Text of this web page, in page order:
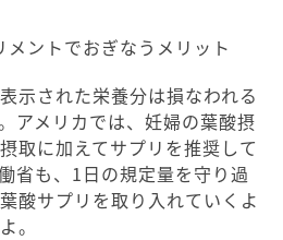
ントでおぎなうメリット
示された栄養分は損なわれる
アメリカでは、妊婦の葉酸摂
取に加えてサプリを推奨して
省も、1日の規定量を守り過
酸サプリを取り入れていくよ
。